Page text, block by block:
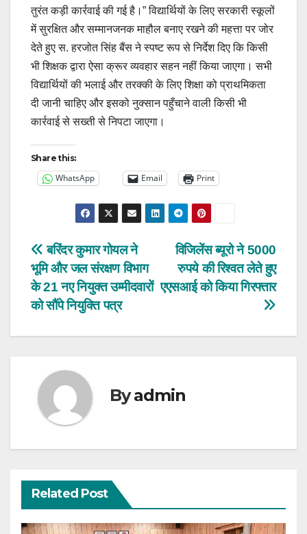
तुरंत कड़ी कार्रवाई की गई है।” विद्यार्थियों के लिए सरकारी स्कूलों
में सुरक्षित और सम्मानजनक माहौल बनाए रखने की महत्ता पर जोर
देते हुए स. हरजोत सिंह बैंस ने स्पष्ट रूप से निर्देश दिए कि किसी
भी शिक्षक द्वारा ऐसा क्रूर व्यवहार सहन नहीं किया जाएगा। सभी
विद्यार्थियों की भलाई और तरक्की के लिए शिक्षा को प्राथमिकता
दी जानी चाहिए और इसको नुक्सान पहुँचाने वाली किसी भी
कार्रवाई से सख्ती से निपटा जाएगा।
Share this:
WhatsApp Email Print
Post
navigation
विजिलेंस ब्यूरो ने 5000
रुपये की रिश्वत लेते हुए
एएसआई को किया गिरफ्तार
बरिंदर कुमार गोयल ने
भूमि और जल संरक्षण विभाग
के 21 नए नियुक्त उम्मीदवारों
को सौंपे नियुक्ति पत्र
Byadmin
Related Post